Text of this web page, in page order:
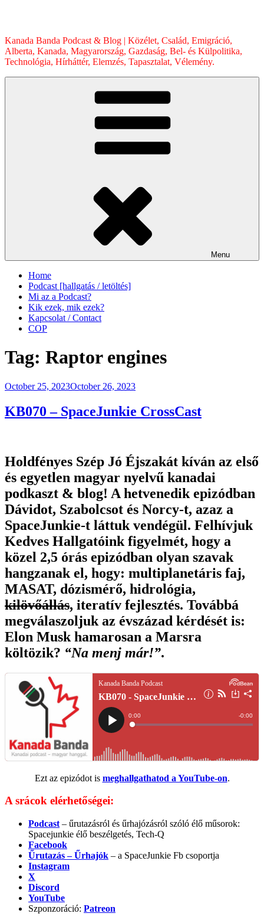
Kanada Banda Podcast & Blog | Közélet, Család, Emigráció,
Alberta, Kanada, Magyarország, Gazdaság, Bel- és Külpolitika,
Technológia, Hírháttér, Elemzés, Tapasztalat, Vélemény.
Menu
Home
Podcast [hallgatás / letöltés]
Mi az a Podcast?
Kik ezek, mik ezek?
Kapcsolat / Contact
COP
Tag: Raptor engines
Posted
October 25, 2023October 26, 2023
KB070 – SpaceJunkie CrossCast
Holdfényes Szép Jó Éjszakát kíván az első
és egyetlen magyar nyelvű kanadai
podkaszt & blog! A hetvenedik epizódban
Dávidot, Szabolcsot és Norcy-t, azaz a
SpaceJunkie-t láttuk vendégül. Felhívjuk
Kedves Hallgatóink figyelmét, hogy a
közel 2,5 órás epizódban olyan szavak
hangzanak el, hogy: multiplanetáris faj,
MASAT, dózismérő, hidrológia,
kilövőállás, iteratív fejlesztés. Továbbá
megválaszoljuk az évszázad kérdését is:
Elon Musk hamarosan a Marsra
költözik? “Na menj már!”.
Ezt az epizódot is meghallgathatod a YouTube-on.
A srácok elérhetőségei:
Podcast – űrutazásról és űrhajózásról szóló élő műsorok:
Spacejunkie élő beszélgetés, Tech-Q
Facebook
Űrutazás – Űrhajók – a SpaceJunkie Fb csoportja
Instagram
X
Discord
YouTube
Szponzoráció: Patreon